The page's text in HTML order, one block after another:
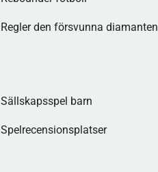
Regler den försvunna diamanten
Sällskapsspel barn
Spelrecensionsplatser